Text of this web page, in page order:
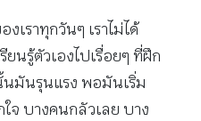
เราทุกวันๆ เราไม่ได้
ยนรู้ตัวเองไปเรื่อยๆ ที่ฝึก
นมันรุนแรง พอมันเริ่ม
จ บางคนกลัวเลย บาง